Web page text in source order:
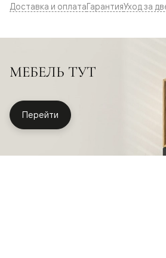
Доставка и оплатаГарантияУход за
МЕБЕЛЬ ТУТ
Перейти